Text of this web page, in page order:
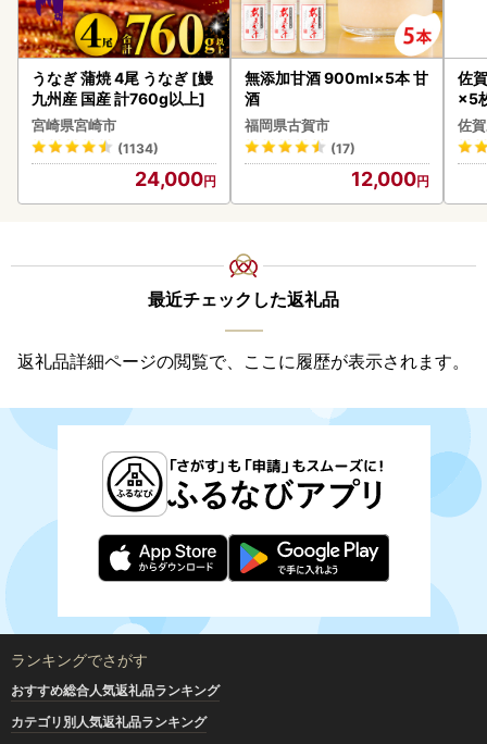
うなぎ 蒲焼 4尾 うなぎ [鰻
九州産 国産 計760g以上]
宮崎県宮崎市
(1134)
24,000
無添加甘酒 900ml×5本 甘
酒
福岡県古賀市
(17)
12,000
佐
×5
佐
最近チェックした返礼品
返礼品詳細ページの閲覧で、ここに履歴が表示されます。
ランキングでさがす
おすすめ総合人気返礼品ランキング
カテゴリ別人気返礼品ランキング